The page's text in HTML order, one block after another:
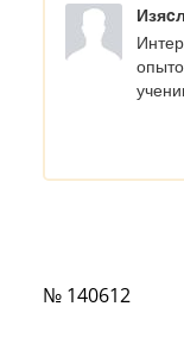
№ 140612